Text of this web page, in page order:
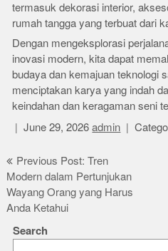
termasuk dekorasi interior,
rumah tangga yang terbuat dari
Dengan mengeksplorasi
inovasi modern, kita dapat
budaya dan kemajuan teknologi
menciptakan karya yang indah
keindahan dan keragaman seni
June 29, 2026 admin
Post
navigation
Previous Post: Tren
Modern dalam Pertunjukan
Wayang Orang yang Harus
Anda Ketahui
Search